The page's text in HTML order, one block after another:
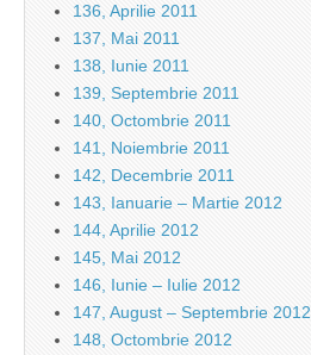
136, Aprilie 2011
137, Mai 2011
138, Iunie 2011
139, Septembrie 2011
140, Octombrie 2011
141, Noiembrie 2011
142, Decembrie 2011
143, Ianuarie – Martie 2012
144, Aprilie 2012
145, Mai 2012
146, Iunie – Iulie 2012
147, August – Septembrie 2012
148, Octombrie 2012